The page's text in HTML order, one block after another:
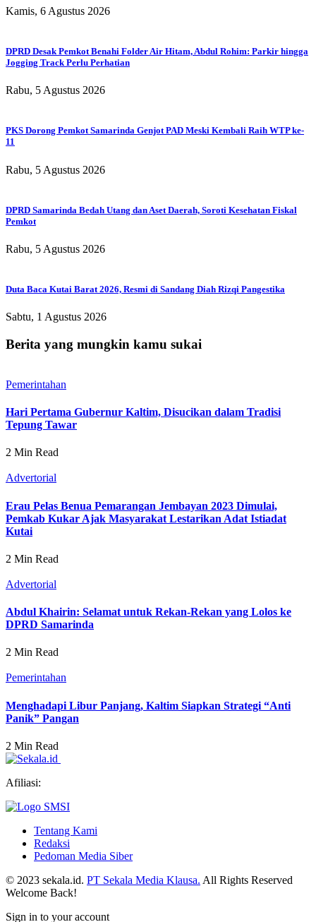
Kamis, 6 Agustus 2026
DPRD Desak Pemkot Benahi Folder Air Hitam, Abdul Rohim: Parkir hingga
Jogging Track Perlu Perhatian
Rabu, 5 Agustus 2026
PKS Dorong Pemkot Samarinda Genjot PAD Meski Kembali Raih WTP ke-
11
Rabu, 5 Agustus 2026
DPRD Samarinda Bedah Utang dan Aset Daerah, Soroti Kesehatan Fiskal
Pemkot
Rabu, 5 Agustus 2026
Duta Baca Kutai Barat 2026, Resmi di Sandang Diah Rizqi Pangestika
Sabtu, 1 Agustus 2026
Berita yang mungkin kamu sukai
Pemerintahan
Hari Pertama Gubernur Kaltim, Disucikan dalam Tradisi
Tepung Tawar
2 Min Read
Advertorial
Erau Pelas Benua Pemarangan Jembayan 2023 Dimulai,
Pemkab Kukar Ajak Masyarakat Lestarikan Adat Istiadat
Kutai
2 Min Read
Advertorial
Abdul Khairin: Selamat untuk Rekan-Rekan yang Lolos ke
DPRD Samarinda
2 Min Read
Pemerintahan
Menghadapi Libur Panjang, Kaltim Siapkan Strategi “Anti
Panik” Pangan
2 Min Read
Afiliasi:
Tentang Kami
Redaksi
Pedoman Media Siber
© 2023 sekala.id. PT Sekala Media Klausa. All Rights Reserved
Welcome Back!
Sign in to your account